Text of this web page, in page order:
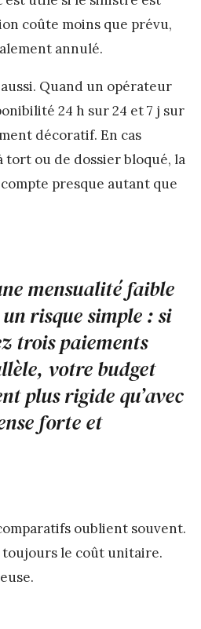
coûte moins que prévu,
annulé.
Quand un opérateur
24 h sur 24 et 7 j sur
décoratif. En cas
tort ou de dossier bloqué, la
presque autant que
mensualité faible
risque simple : si
trois paiements
votre budget
plus rigide qu’avec
forte et
oublient souvent.
toujours le coût unitaire.